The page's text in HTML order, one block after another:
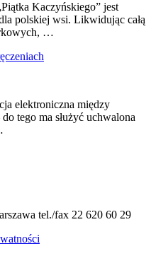
Kaczyńskiego” jest
polskiej wsi. Likwidując całą
…
elektroniczna między
tego ma służyć uchwalona
tel./fax 22 620 60 29